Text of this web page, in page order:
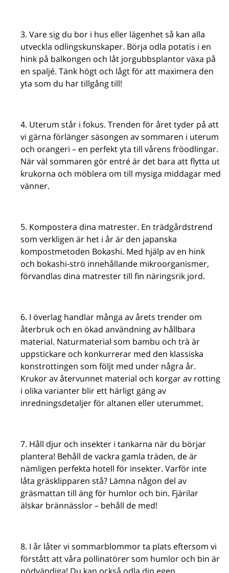
Vare sig du bor i hus eller lägenhet så kan alla
utveckla odlingskunskaper. Börja odla potatis i en
hink på balkongen och låt jorgubbsplantor växa på
en spaljé. Tänk högt och lågt för att maximera den
yta som du har tillgång till!
Uterum står i fokus. Trenden för året tyder på att
vi gärna förlänger säsongen av sommaren i uterum
och orangeri – en perfekt yta till vårens fröodlingar.
När väl sommaren gör entré är det bara att flytta ut
krukorna och möblera om till mysiga middagar med
vänner.
Kompostera dina matrester. En trädgårdstrend
som verkligen är het i år är den japanska
kompostmetoden Bokashi. Med hjälp av en hink
och bokashi-strö innehållande mikroorganismer,
förvandlas dina matrester till fin näringsrik jord.
I överlag handlar många av årets trender om
återbruk och en ökad användning av hållbara
material. Naturmaterial som bambu och trä är
uppstickare och konkurrerar med den klassiska
konstrottingen som följt med under några år.
Krukor av återvunnet material och korgar av rotting
i olika varianter blir ett härligt gäng av
inredningsdetaljer för altanen eller uterummet.
Håll djur och insekter i tankarna när du börjar
plantera! Behåll de vackra gamla träden, de är
nämligen perfekta hotell för insekter. Varför inte
låta gräsklipparen stå? Lämna någon del av
gräsmattan till äng för humlor och bin. Fjärilar
älskar brännässlor – behåll de med!
I år låter vi sommarblommor ta plats eftersom vi
förstått att våra pollinatörer som humlor och bin är